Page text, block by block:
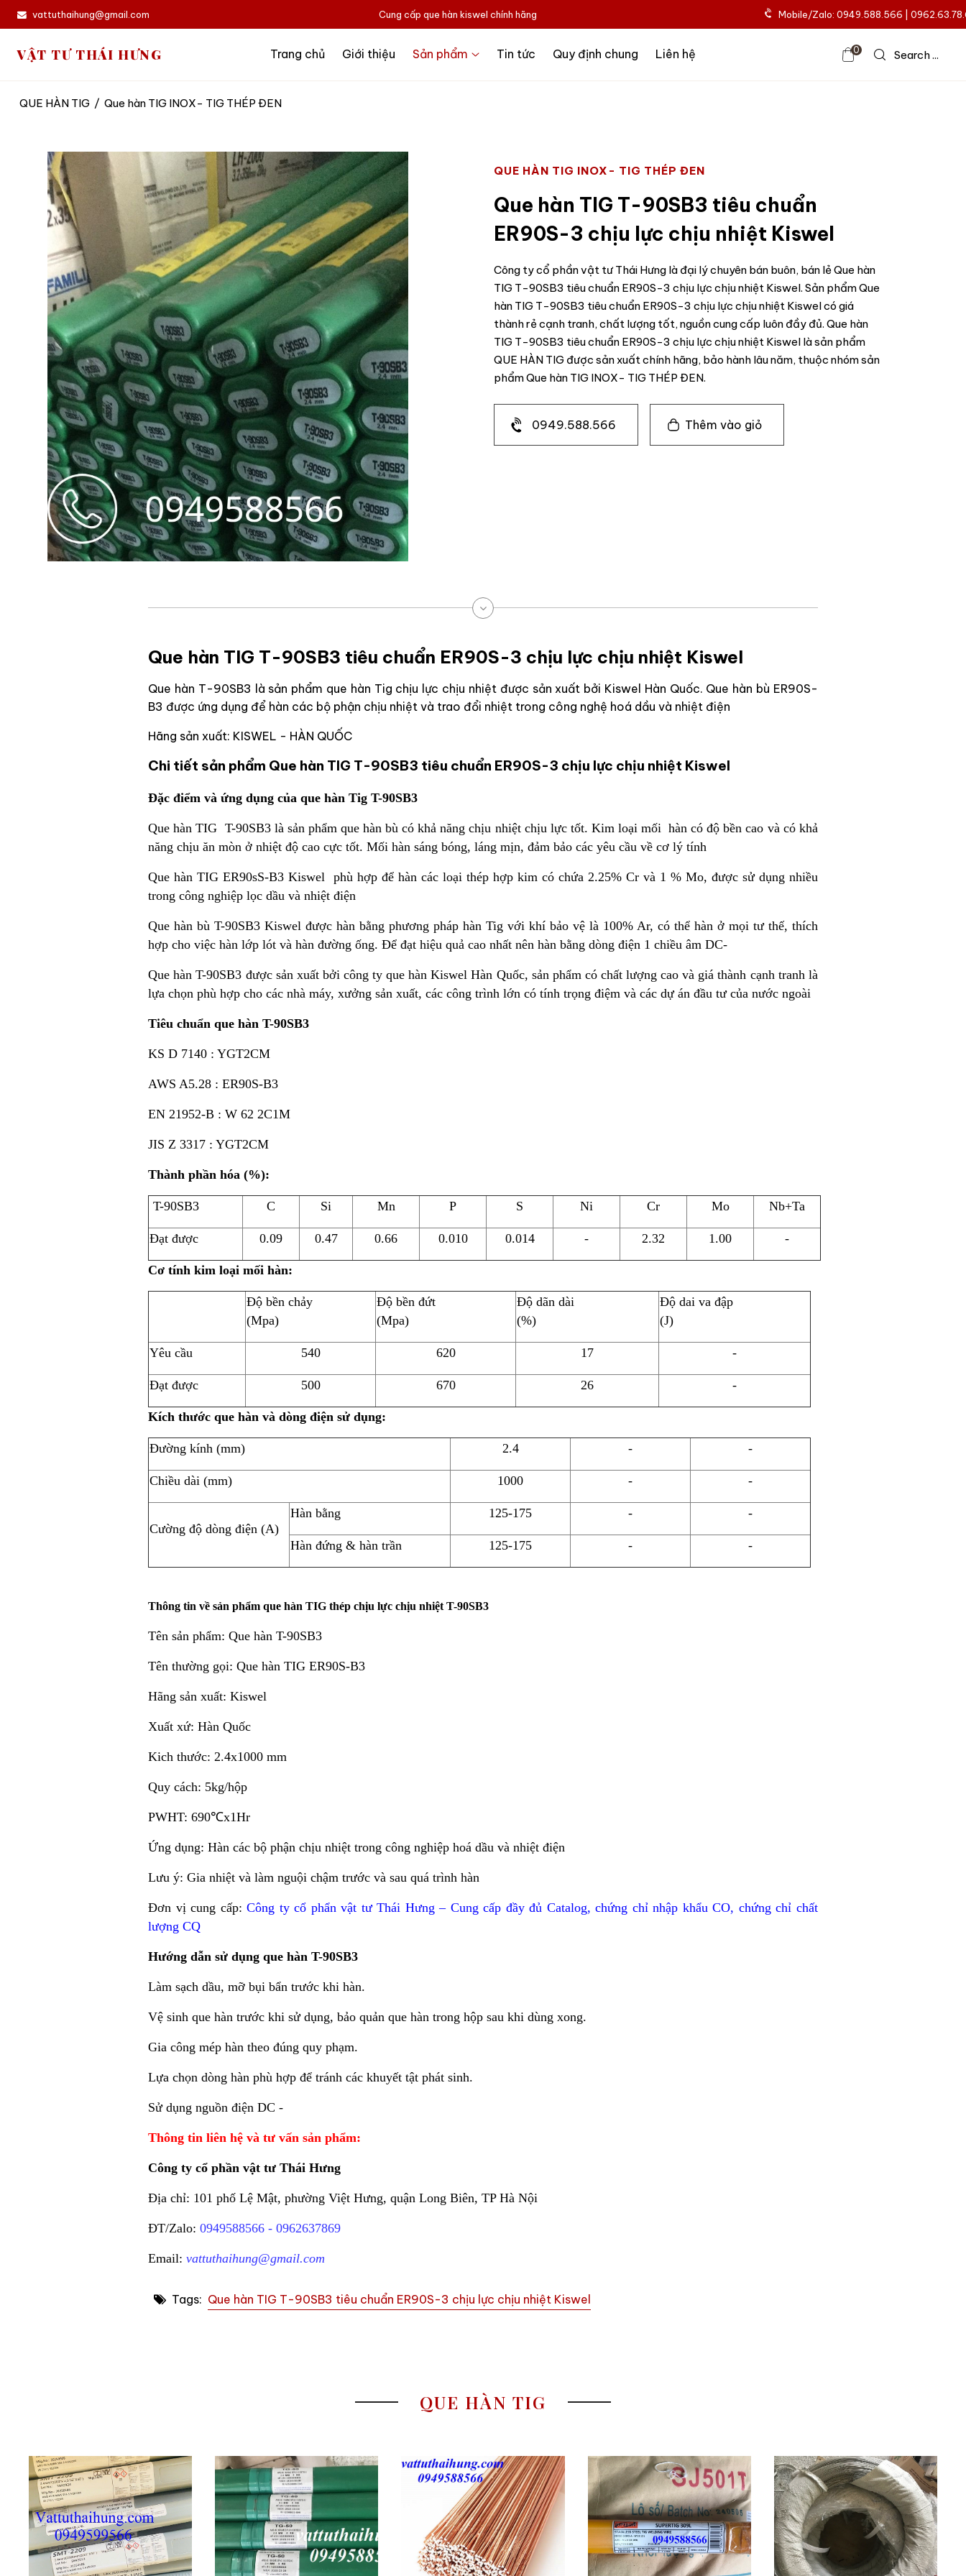
vattuthaihung@gmail.com Cung cấp que hàn kiswel chính hãng Mobile/Zalo: 0949.588.566 |
VẬT TƯ THÁI HƯNG Trang chủ Giới thiệu Sản phẩm Tin tức Quy định chung Liên hệ 0 Search ...
QUE HÀN TIG / Que hàn TIG INOX- TIG THÉP ĐEN
QUE HÀN TIG INOX- TIG THÉP ĐEN
Que hàn TIG T-90SB3 tiêu chuẩn
ER90S-3 chịu lực chịu nhiệt Kiswel
Công ty cổ phần vật tư Thái Hưng là đại lý chuyên bán buôn, bán lẻ Que hàn
TIG T-90SB3 tiêu chuẩn ER90S-3 chịu lực chịu nhiệt Kiswel. Sản phẩm Que
hàn TIG T-90SB3 tiêu chuẩn ER90S-3 chịu lực chịu nhiệt Kiswel có giá
thành rẻ cạnh tranh, chất lượng tốt, nguồn cung cấp luôn đầy đủ. Que hàn
TIG T-90SB3 tiêu chuẩn ER90S-3 chịu lực chịu nhiệt Kiswel là sản phẩm
QUE HÀN TIG được sản xuất chính hãng, bảo hành lâu năm, thuộc nhóm sản
phẩm Que hàn TIG INOX- TIG THÉP ĐEN.
0949.588.566 Thêm vào giỏ
Que hàn TIG T-90SB3 tiêu chuẩn ER90S-3 chịu lực chịu nhiệt Kiswel
Que hàn T-90SB3 là sản phẩm que hàn Tig chịu lực chịu nhiệt được sản xuất bởi Kiswel Hàn Quốc. Que hàn bù ER90S-
B3 được ứng dụng để hàn các bộ phận chịu nhiệt và trao đổi nhiệt trong công nghệ hoá dầu và nhiệt điện
Hãng sản xuất: KISWEL - HÀN QUỐC
Chi tiết sản phẩm Que hàn TIG T-90SB3 tiêu chuẩn ER90S-3 chịu lực chịu nhiệt Kiswel
Đặc điểm và ứng dụng của que hàn Tig T-90SB3
Que hàn TIG T-90SB3 là sản phẩm que hàn bù có khả năng chịu nhiệt chịu lực tốt. Kim loại mối hàn có độ bền cao và có khả
năng chịu ăn mòn ở nhiệt độ cao cực tốt. Mối hàn sáng bóng, láng mịn, đảm bảo các yêu cầu về cơ lý tính
Que hàn TIG ER90sS-B3 Kiswel phù hợp để hàn các loại thép hợp kim có chứa 2.25% Cr và 1 % Mo, được sử dụng nhiều
trong công nghiệp lọc dầu và nhiệt điện
Que hàn bù T-90SB3 Kiswel được hàn bằng phương pháp hàn Tig với khí bảo vệ là 100% Ar, có thể hàn ở mọi tư thế, thích
hợp cho việc hàn lớp lót và hàn đường ống. Để đạt hiệu quả cao nhất nên hàn bằng dòng điện 1 chiều âm DC-
Que hàn T-90SB3 được sản xuất bởi công ty que hàn Kiswel Hàn Quốc, sản phẩm có chất lượng cao và giá thành cạnh tranh là
lựa chọn phù hợp cho các nhà máy, xưởng sản xuất, các công trình lớn có tính trọng điệm và các dự án đầu tư của nước ngoài
Tiêu chuẩn que hàn T-90SB3
KS D 7140 : YGT2CM
AWS A5.28 : ER90S-B3
EN 21952-B : W 62 2C1M
JIS Z 3317 : YGT2CM
Thành phần hóa (%):
T-90SB3 C Si Mn P S Ni Cr Mo Nb+Ta
Đạt được 0.09 0.47 0.66 0.010 0.014 - 2.32 1.00 -
Cơ tính kim loại mối hàn:
Độ bền chảy
(Mpa)
Độ bền đứt
(Mpa)
Độ dãn dài
(%)
Độ dai va đập
(J)
Yêu cầu 540 620 17 -
Đạt được 500 670 26 -
Kích thước que hàn và dòng điện sử dụng:
Đường kính (mm) 2.4 - -
Chiều dài (mm) 1000 - -
Cường độ dòng điện (A)
Hàn bằng 125-175 - -
Hàn đứng & hàn trần 125-175 - -
Thông tin về sản phẩm que hàn TIG thép chịu lực chịu nhiệt T-90SB3
Tên sản phẩm: Que hàn T-90SB3
Tên thường gọi: Que hàn TIG ER90S-B3
Hãng sản xuất: Kiswel
Xuất xứ: Hàn Quốc
Kich thước: 2.4x1000 mm
Quy cách: 5kg/hộp
PWHT: 690℃x1Hr
Ứng dụng: Hàn các bộ phận chịu nhiệt trong công nghiệp hoá dầu và nhiệt điện
Lưu ý: Gia nhiệt và làm nguội chậm trước và sau quá trình hàn
Đơn vị cung cấp:Công ty cổ phẩn vật tư Thái Hưng – Cung cấp đầy đủ Catalog, chứng chỉ nhập khẩu CO, chứng chỉ chất
lượng CQ
Hướng dẫn sử dụng que hàn T-90SB3
Làm sạch dầu, mỡ bụi bẩn trước khi hàn.
Vệ sinh que hàn trước khi sử dụng, bảo quản que hàn trong hộp sau khi dùng xong.
Gia công mép hàn theo đúng quy phạm.
Lựa chọn dòng hàn phù hợp để tránh các khuyết tật phát sinh.
Sử dụng nguồn điện DC -
Thông tin liên hệ và tư vấn sản phẩm:
Công ty cổ phần vật tư Thái Hưng
Địa chỉ: 101 phố Lệ Mật, phường Việt Hưng, quận Long Biên, TP Hà Nội
ĐT/Zalo:0949588566 - 0962637869
Email:vattuthaihung@gmail.com
Tags: Que hàn TIG T-90SB3 tiêu chuẩn ER90S-3 chịu lực chịu nhiệt Kiswel
QUE HÀN TIG